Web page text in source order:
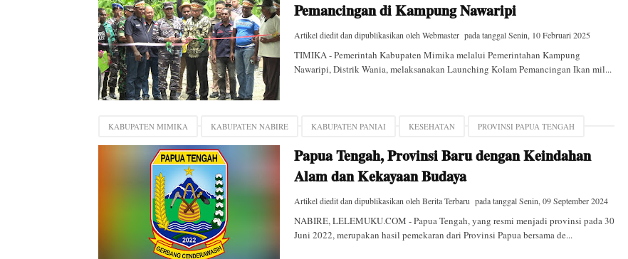
Pemancingan di Kampung Nawaripi
Artikel diedit dan dipublikasikan olehWebmaster pada tanggalSenin, 10 Februari 2025
TIMIKA - Pemerintah Kabupaten Mimika melalui Pemerintahan Kampung
Nawaripi, Distrik Wania, melaksanakan Launching Kolam Pemancingan Ikan mil...
KABUPATEN MIMIKA KABUPATEN NABIRE KABUPATEN PANIAI KESEHATAN PROVINSI PAPUA TENGAH
Papua Tengah, Provinsi Baru dengan Keindahan
Alam dan Kekayaan Budaya
Artikel diedit dan dipublikasikan olehBerita Terbaru pada tanggalSenin, 09 September 2024
NABIRE, LELEMUKU.COM - Papua Tengah, yang resmi menjadi provinsi pada 30
Juni 2022, merupakan hasil pemekaran dari Provinsi Papua bersama de...